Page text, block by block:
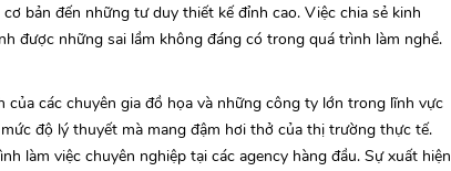
cơ bản đến những tư duy thiết kế đỉnh cao. Việc chia sẻ kinh
được những sai lầm không đáng có trong quá trình làm nghề.
các chuyên gia đồ họa và những công ty lớn trong lĩnh vực
độ lý thuyết mà mang đậm hơi thở của thị trường thực tế.
làm việc chuyên nghiệp tại các agency hàng đầu. Sự xuất hiện